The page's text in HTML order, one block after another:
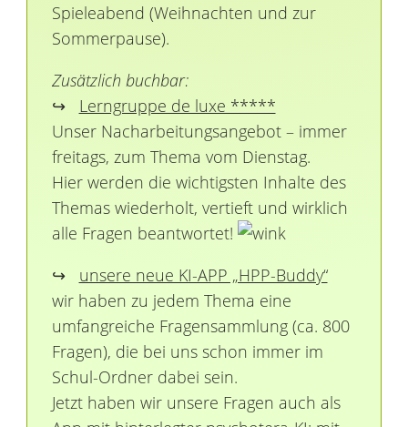
Spieleabend (Weihnachten und zur
Sommerpause).
Zusätzlich buchbar:
↪ Lerngruppe de luxe *****
Unser Nacharbeitungsangebot – immer
freitags, zum Thema vom Dienstag.
Hier werden die wichtigsten Inhalte des
Themas wiederholt, vertieft und wirklich
alle Fragen beantwortet!
↪ unsere neue KI-APP „HPP-Buddy“
wir haben zu jedem Thema eine
umfangreiche Fragensammlung (ca. 800
Fragen), die bei uns schon immer im
Schul-Ordner dabei sein.
Jetzt haben wir unsere Fragen auch als